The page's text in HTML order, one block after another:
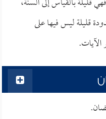
قليلة ليس فيها على